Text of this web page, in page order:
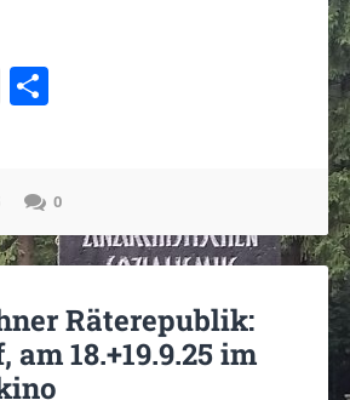
EmailTeilen
0
Räterepublik:
am 18.+19.9.25 im